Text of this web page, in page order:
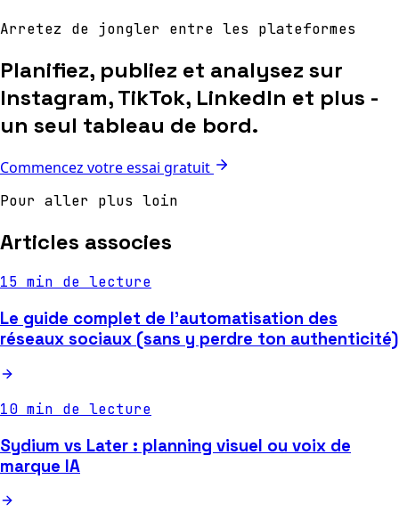
Arretez de jongler entre les plateformes
Planifiez, publiez et analysez sur
Instagram, TikTok, LinkedIn et plus -
un seul tableau de bord.
Commencez votre essai gratuit
Pour aller plus loin
Articles associes
15 min de lecture
Le guide complet de l'automatisation des
réseaux sociaux (sans y perdre ton authenticité)
10 min de lecture
Sydium vs Later : planning visuel ou voix de
marque IA